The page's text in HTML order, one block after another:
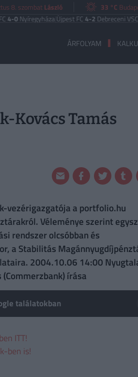
8. szombatLászló 33 °C
|Újpest FC4-2Debreceni VSC
ÁRFOLYAM
Kovács Tamás
vezérigazgatója a portfolio.hu
Véleménye szerint
rendszer olcsóbban és
a Stabilitás
2004.10.06 14:00
írása
találatokban
ITT!
ben is!